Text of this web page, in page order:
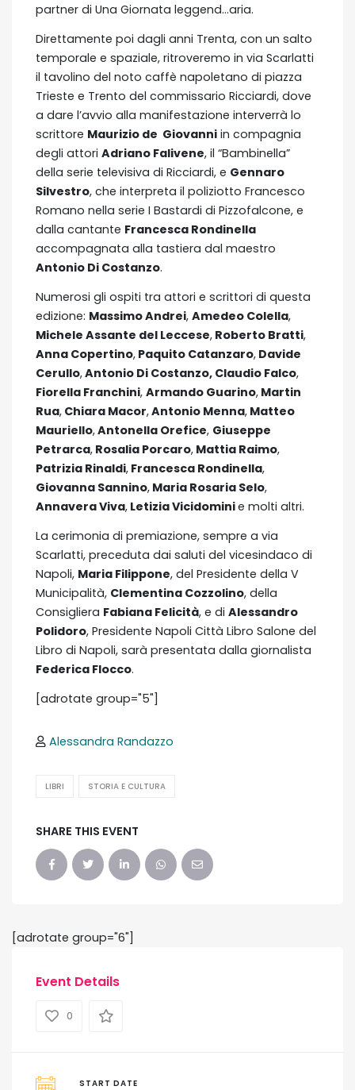
partner di Una Giornata leggend…aria.
Direttamente poi dagli anni Trenta, con un salto
temporale e spaziale, ritroveremo in via Scarlatti
il tavolino del noto caffè napoletano di piazza
Trieste e Trento del commissario Ricciardi, dove
a dare l’avvio alla manifestazione interverrà lo
scrittore Maurizio de Giovanni in compagnia
degli attori Adriano Falivene, il “Bambinella”
della serie televisiva di Ricciardi, e Gennaro
Silvestro, che interpreta il poliziotto Francesco
Romano nella serie I Bastardi di Pizzofalcone, e
dalla cantante Francesca Rondinella
accompagnata alla tastiera dal maestro
Antonio Di Costanzo.
Numerosi gli ospiti tra attori e scrittori di questa
edizione: Massimo Andrei, Amedeo Colella,
Michele Assante del Leccese, Roberto Bratti,
Anna Copertino, Paquito Catanzaro, Davide
Cerullo,Antonio Di Costanzo, Claudio Falco,
Fiorella Franchini, Armando Guarino, Martin
Rua, Chiara Macor,Antonio Menna, Matteo
Mauriello,Antonella Orefice, Giuseppe
Petrarca, Rosalia Porcaro, Mattia Raimo,
Patrizia Rinaldi, Francesca Rondinella,
Giovanna Sannino, Maria Rosaria Selo,
Annavera Viva, Letizia Vicidominie molti altri.
La cerimonia di premiazione, sempre a via
Scarlatti, preceduta dai saluti del vicesindaco di
Napoli, Maria Filippone, del Presidente della V
Municipalità, Clementina Cozzolino, della
Consigliera Fabiana Felicità, e di Alessandro
Polidoro, Presidente Napoli Città Libro Salone del
Libro di Napoli, sarà presentata dalla giornalista
Federica Flocco.
[adrotate group="5"]
Alessandra Randazzo
LIBRI STORIA E CULTURA
SHARE THIS EVENT
[adrotate group="6"]
Event Details
0
START DATE